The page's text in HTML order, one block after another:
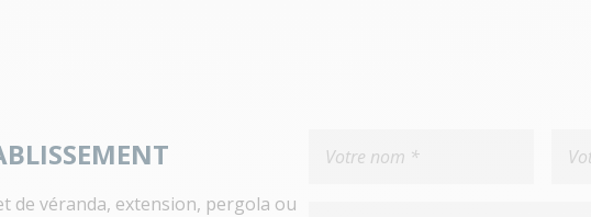
de véranda, extension, pergola ou